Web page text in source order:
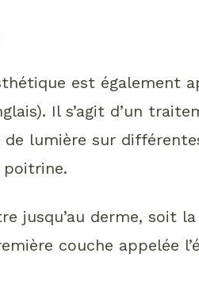
est également
Il s’agit d’un
lumière sur
poitrine.
jusqu’au derme, soit
couche appelée